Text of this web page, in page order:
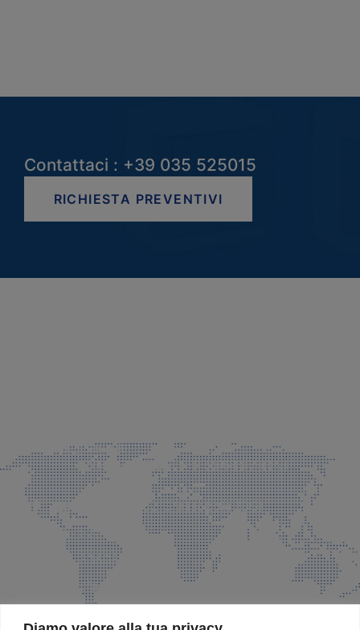
Contattaci : +39 035 525015
RICHIESTA PREVENTIVI
info@faeg.it
COMMERCIALE E SPEDIZIONI
Via Padre Elzi, 32 Grassobbio (BG)
035 525015
035 335037
info@faeg.it
SITE MAP